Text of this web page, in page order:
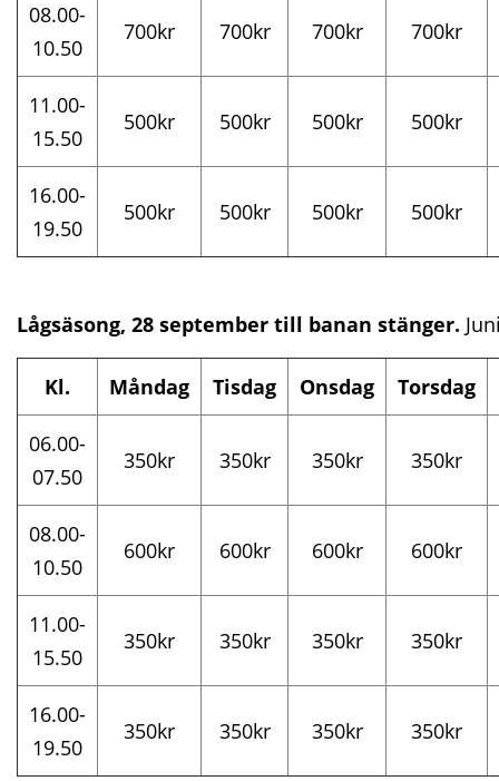
08.00-
10.50
700kr 700kr 700kr 700kr
11.00-
15.50
500kr 500kr 500kr 500kr
16.00-
19.50
500kr 500kr 500kr 500kr
Lågsäsong, 28 september till banan stänger.
Kl. Måndag Tisdag Onsdag Torsdag
06.00-
07.50
350kr 350kr 350kr 350kr
08.00-
10.50
600kr 600kr 600kr 600kr
11.00-
15.50
350kr 350kr 350kr 350kr
16.00-
19.50
350kr 350kr 350kr 350kr